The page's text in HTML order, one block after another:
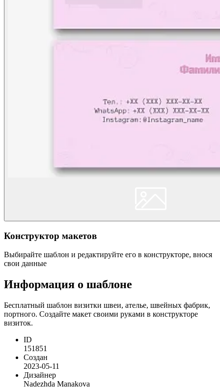
Конструктор макетов
Выбирайте шаблон и редактируйте его в конструкторе, внося
свои данные
Информация о шаблоне
Бесплатный шаблон визитки швеи, ателье, швейных фабрик,
портного. Создайте макет своими руками в конструкторе
визиток.
ID
151851
Создан
2023-05-11
Дизайнер
Nadezhda Manakova